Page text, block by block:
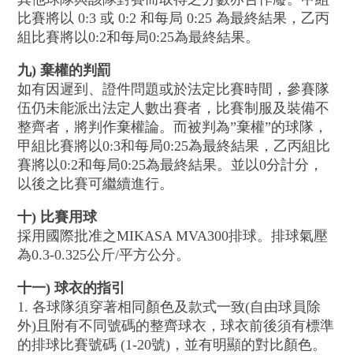
比賽將以 0:3 或 0:2 和每局 0:25 為最終結果，乙丙
組比賽將以0:2和每局0:25為最終結果。
九) 棄權的判罰
如有因遲到、證件問題或於法定比賽時間，參賽隊
伍仍未能派出法定人數出賽者，比賽制服及裝備不
整齊者，將判作棄權論。而被判為”棄權”的球隊，
甲組比賽將以0:3和每局0:25為最終結果，乙丙組比
賽將以0:2和每局0:25為最終結果。並以0分計分，
以後之比賽可繼續進行。
十) 比賽用球
採用國際批准之MIKASA MVA300排球。排球氣壓
為0.3-0.325公斤/平方公分。
十一) 球衣的指引
1. 各球隊須穿著相同顏色及款式一致(自由球員除
外)且附有不同號碼的整齊球衣，球衣前後須有標準
的排球比賽號碼 (1-20號)，並有明顯的對比顏色。